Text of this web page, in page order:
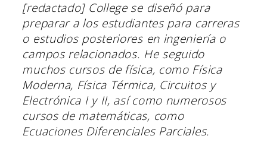
[redactado] College se diseñó para
preparar a los estudiantes para carreras
o estudios posteriores en ingeniería o
campos relacionados. He seguido
muchos cursos de física, como Física
Moderna, Física Térmica, Circuitos y
Electrónica I y II, así como numerosos
cursos de matemáticas, como
Ecuaciones Diferenciales Parciales.